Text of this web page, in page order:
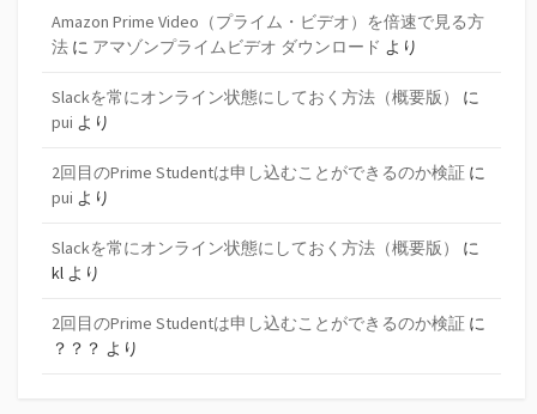
Amazon Prime Video（プライム・ビデオ）を倍速で見る方
法 に アマゾンプライムビデオ ダウンロード より
Slackを常にオンライン状態にしておく方法（概要版）
に
pui より
2回目のPrime Studentは申し込むことができるのか検証 に
pui より
Slackを常にオンライン状態にしておく方法（概要版）
に
kl より
2回目のPrime Studentは申し込むことができるのか検証 に
？？？ より